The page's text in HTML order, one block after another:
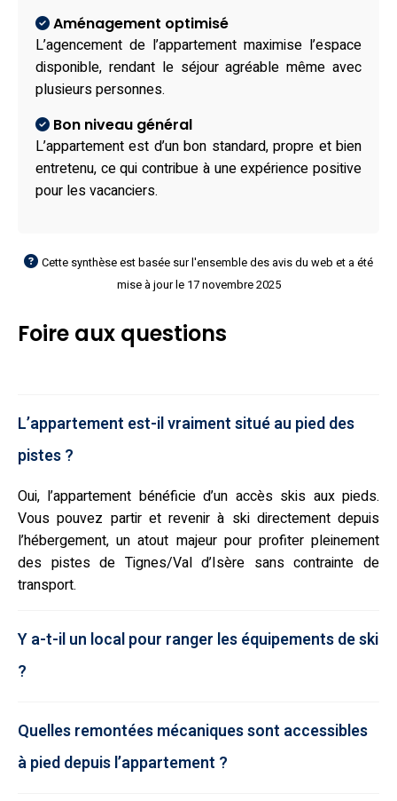
Aménagement optimisé
L’agencement de l’appartement maximise l’espace
disponible, rendant le séjour agréable même avec
plusieurs personnes.
Bon niveau général
L’appartement est d’un bon standard, propre et bien
entretenu, ce qui contribue à une expérience positive
pour les vacanciers.
Cette synthèse est basée sur l'ensemble des avis du web et a été
mise à jour le 17 novembre 2025
Foire aux questions
L’appartement est-il vraiment situé au pied des
pistes ?
Oui, l’appartement bénéficie d’un accès skis aux pieds.
Vous pouvez partir et revenir à ski directement depuis
l’hébergement, un atout majeur pour profiter pleinement
des pistes de Tignes/Val d’Isère sans contrainte de
transport.
Y a-t-il un local pour ranger les équipements de ski
?
Quelles remontées mécaniques sont accessibles
à pied depuis l’appartement ?